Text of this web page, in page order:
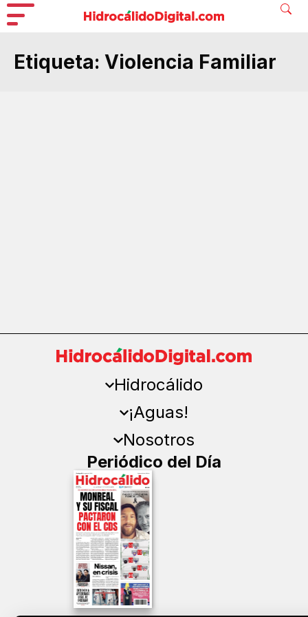
Etiqueta: Violencia Familiar
Hidrocálido
¡Aguas!
Nosotros
Periódico del Día